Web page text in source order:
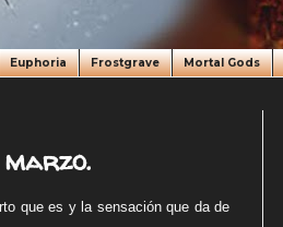
Euphoria Frostgrave Mortal Gods
que es y la sensación que da de